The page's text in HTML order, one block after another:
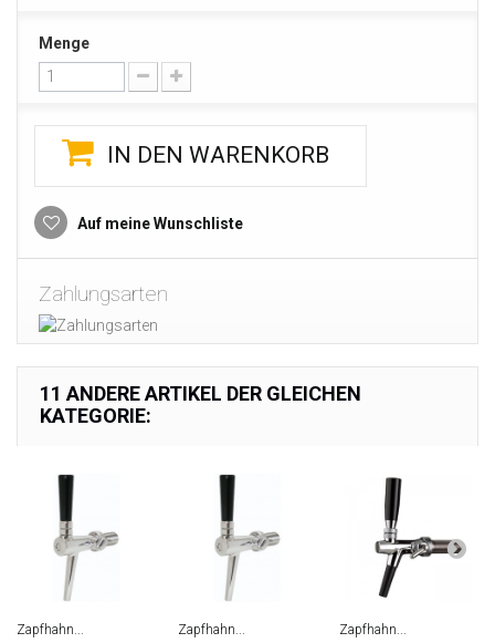
Menge
IN DEN WARENKORB
Auf meine Wunschliste
Zahlungsarten
11 ANDERE ARTIKEL DER GLEICHEN
KATEGORIE:
Zapfhahn... Zapfhahn... Zapfhahn...